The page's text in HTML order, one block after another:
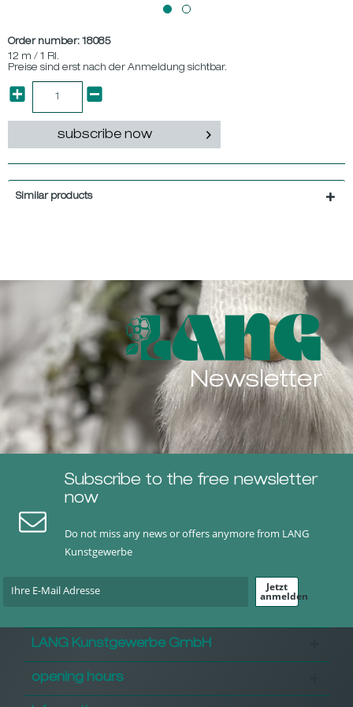
Order number: 18085
12 m / 1 Rl.
Preise sind erst nach der Anmeldung sichtbar.
subscribe now
Similar products
Newsletter
Subscribe to the free newsletter
now
Do not miss any news or offers anymore from LANG
Kunstgewerbe
Jetzt
anmelden
LANG Kunstgewerbe GmbH
opening hours